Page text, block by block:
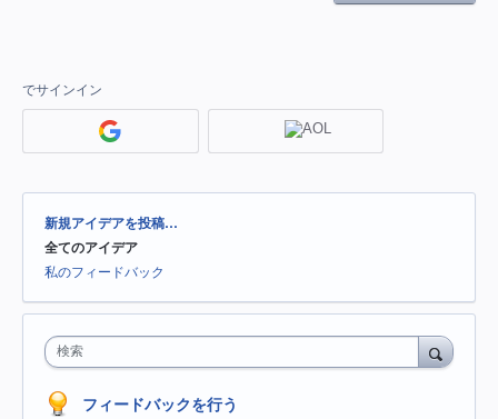
でサインイン
カ
テ
ゴ
新規アイデアを投稿…
全てのアイデア
私のフィードバック
検索
フィードバックを行う